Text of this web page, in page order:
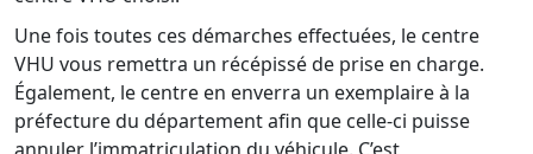
Une fois toutes ces démarches effectuées, le centre
VHU vous remettra un récépissé de prise en charge.
Également, le centre en enverra un exemplaire à la
préfecture du département afin que celle-ci puisse